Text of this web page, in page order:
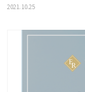
2021.10.25